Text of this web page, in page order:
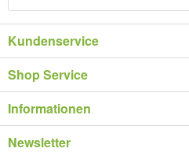
Kundenservice
Shop Service
Informationen
Newsletter